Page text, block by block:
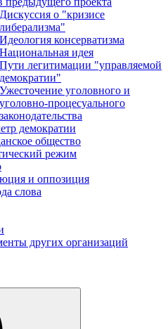
Дискуссия о "кризисе
либерализма"
Идеология консерватизма
Национальная идея
Пути легитимации "управляемой
демократии"
Ужесточение уголовного и
уголовно-процесуального
законодательства
демократии
общество
режим
и оппозиция
слова
других организаций